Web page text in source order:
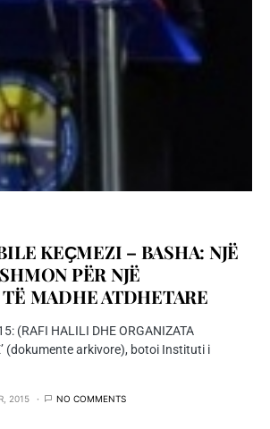
KEҪMEZI – BASHA: NJË
PËR NJË
MADHE ATDHETARE
(RAFI HALILI DHE ORGANIZATA
(dokumente arkivore), botoi Instituti i
2015 NO COMMENTS